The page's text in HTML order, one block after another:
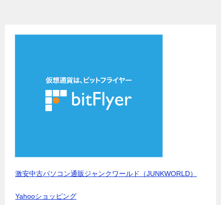
激安中古パソコン通販ジャンクワールド（JUNKWORLD）
Yahooショッピング